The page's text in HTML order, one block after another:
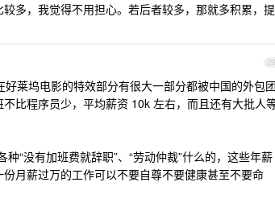
多，我觉得不用担心。若后者较多，那就多积累，提
29
莱坞电影的特效部分有很大一部分都被中国的外包团
比程序员少，平均薪资 10k 左右，而且还有大批人
“没有加班费就辞职”、“劳动仲裁”什么的，这些年薪
月薪过万的工作可以不要自尊不要健康甚至不要命